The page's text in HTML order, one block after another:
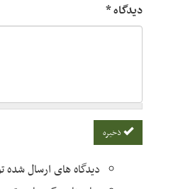
دیدگاه*
دیدگاه های ارسال